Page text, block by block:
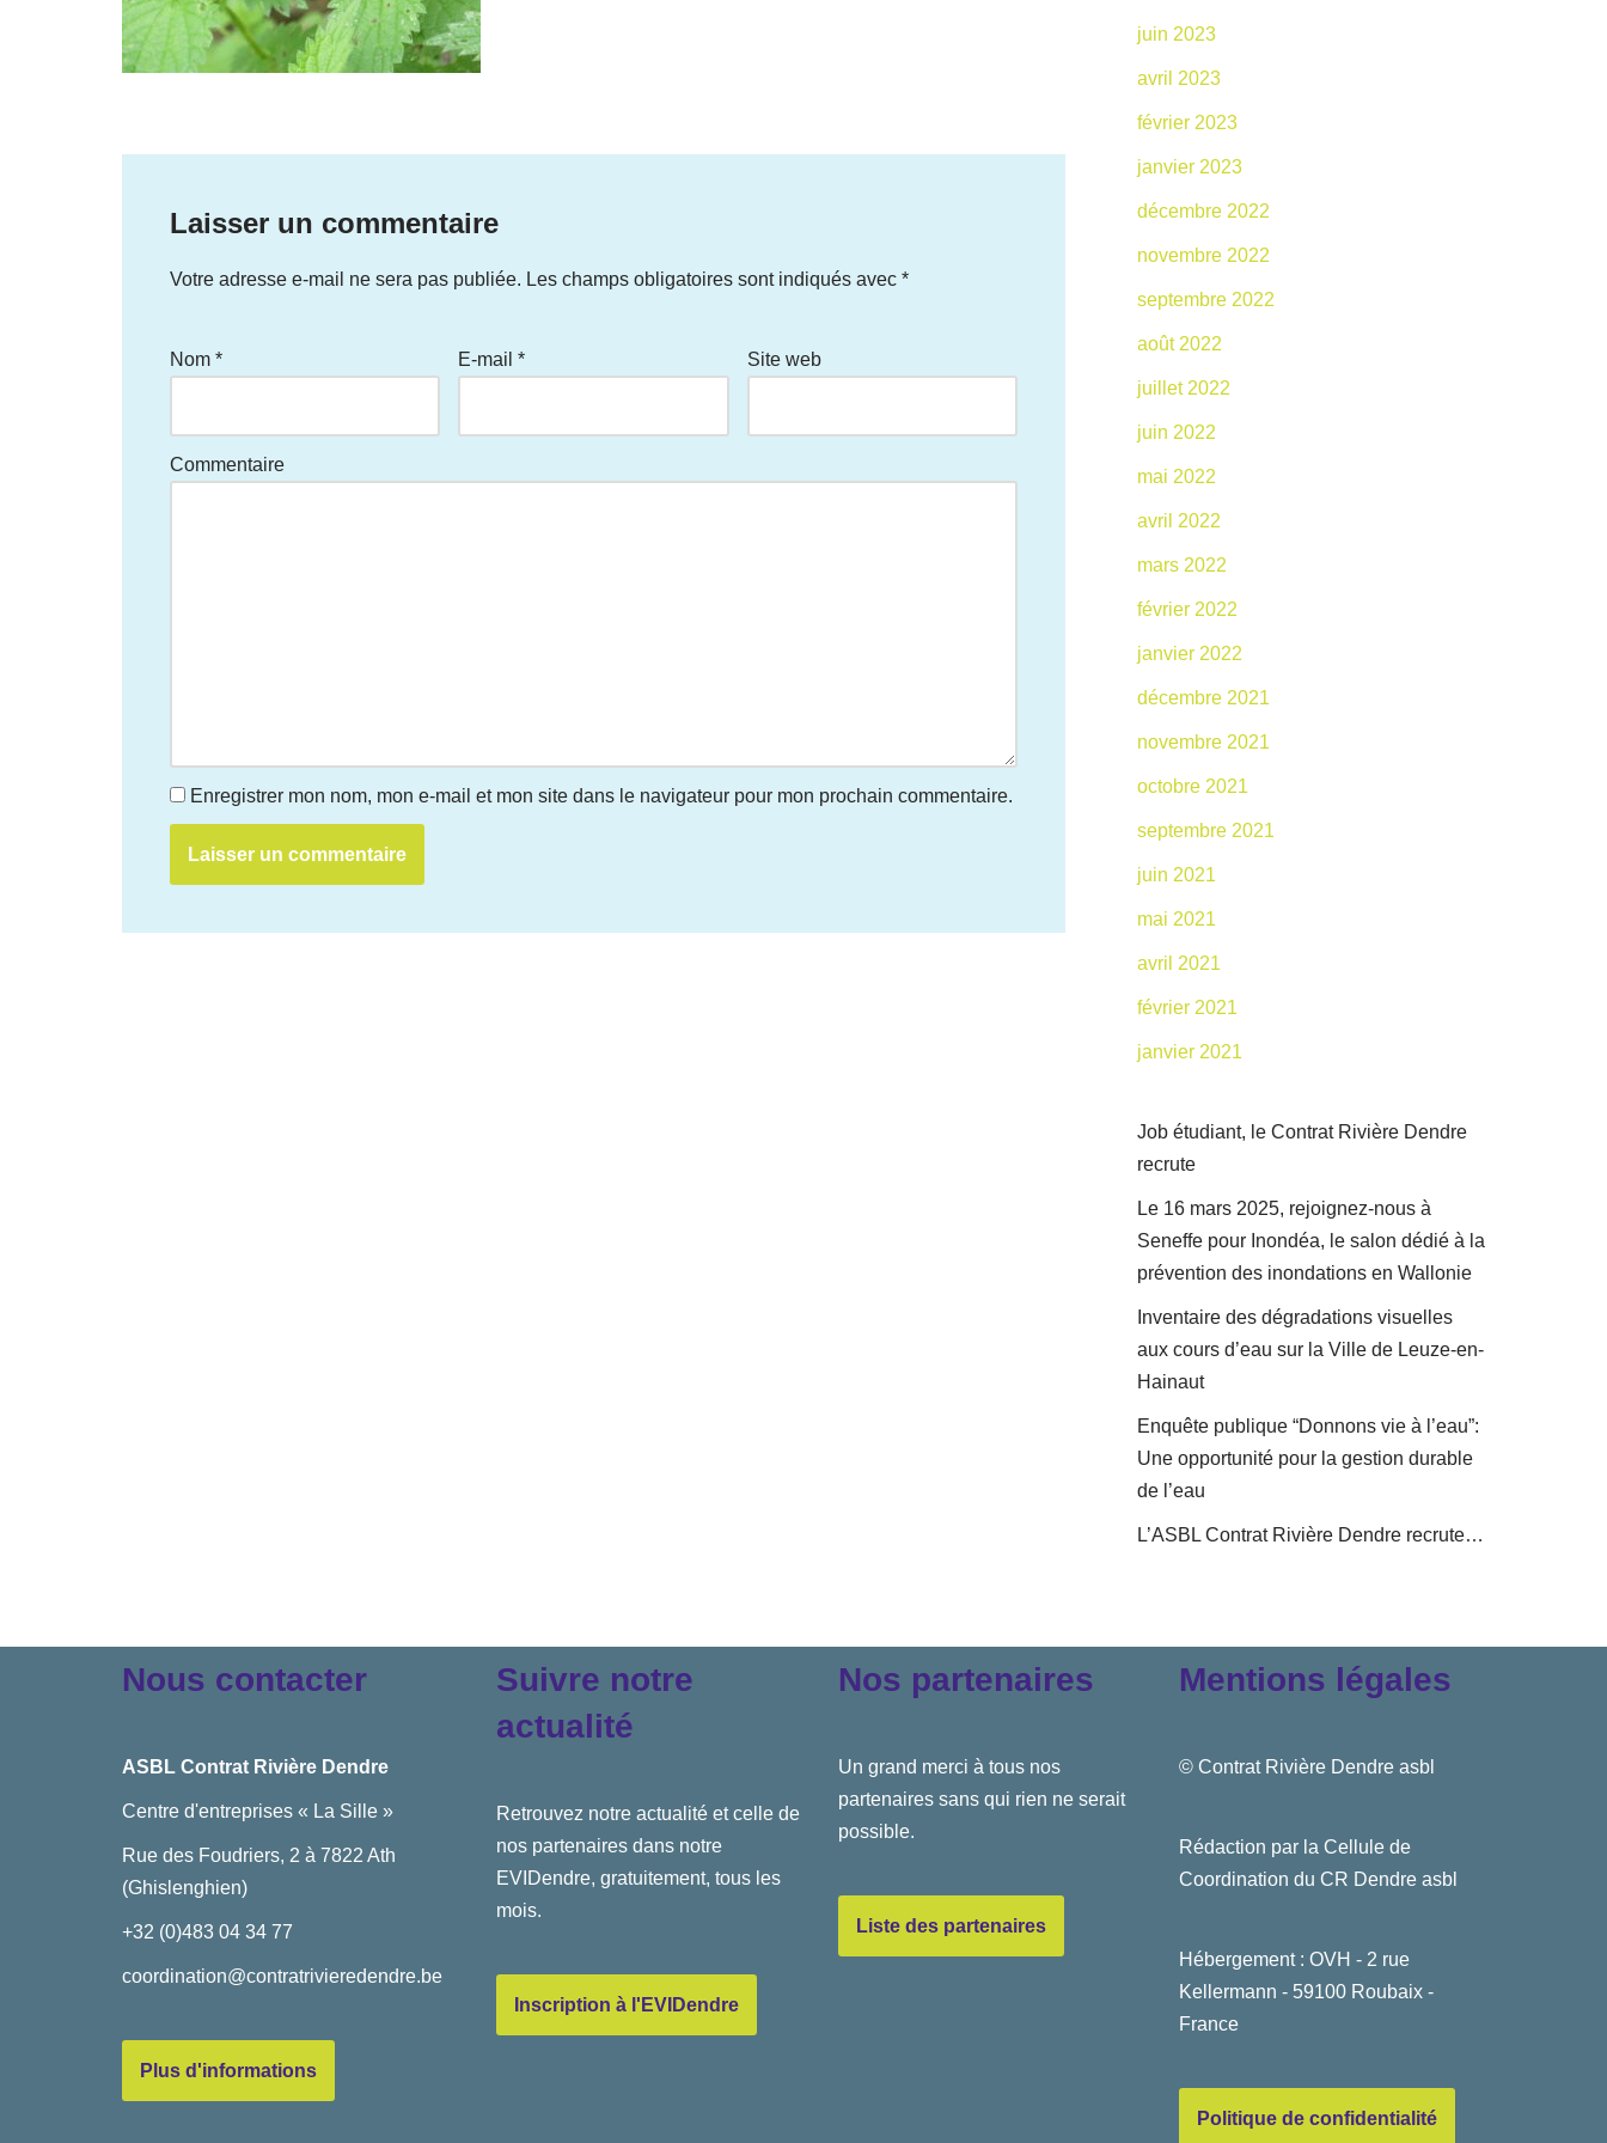
Laisser un commentaire
Votre adresse e-mail ne sera pas publiée. Les champs obligatoires sont indiqués avec *
Nom * E-mail* Site web
Commentaire
Enregistrer mon nom, mon e-mail et mon site dans le navigateur pour mon prochain commentaire.
juin 2023
avril 2023
février 2023
janvier 2023
décembre 2022
novembre 2022
septembre 2022
août 2022
juillet 2022
juin 2022
mai 2022
avril 2022
mars 2022
février 2022
janvier 2022
décembre 2021
novembre 2021
octobre 2021
septembre 2021
juin 2021
mai 2021
avril 2021
février 2021
janvier 2021
Job étudiant, le Contrat Rivière Dendre
recrute
Le 16 mars 2025, rejoignez-nous à
Seneffe pour Inondéa, le salon dédié à la
prévention des inondations en Wallonie
Inventaire des dégradations visuelles
aux cours d’eau sur la Ville de Leuze-en-
Hainaut
Enquête publique “Donnons vie à l’eau”:
Une opportunité pour la gestion durable
de l’eau
L’ASBL Contrat Rivière Dendre recrute…
Nous contacter
ASBL Contrat Rivière Dendre
Centre d'entreprises « La Sille »
Rue des Foudriers, 2 à 7822 Ath
(Ghislenghien)
+32 (0)483 04 34 77
coordination@contratrivieredendre.be
Plus d'informations
Suivre notre
actualité
Retrouvez notre actualité et celle de
nos partenaires dans notre
EVIDendre, gratuitement, tous les
mois.
Inscription à l'EVIDendre
Nos partenaires
Un grand merci à tous nos
partenaires sans qui rien ne serait
possible.
Liste des partenaires
Mentions légales
© Contrat Rivière Dendre asbl
Rédaction par la Cellule de
Coordination du CR Dendre asbl
Hébergement : OVH - 2 rue
Kellermann - 59100 Roubaix -
France
Politique de confidentialité